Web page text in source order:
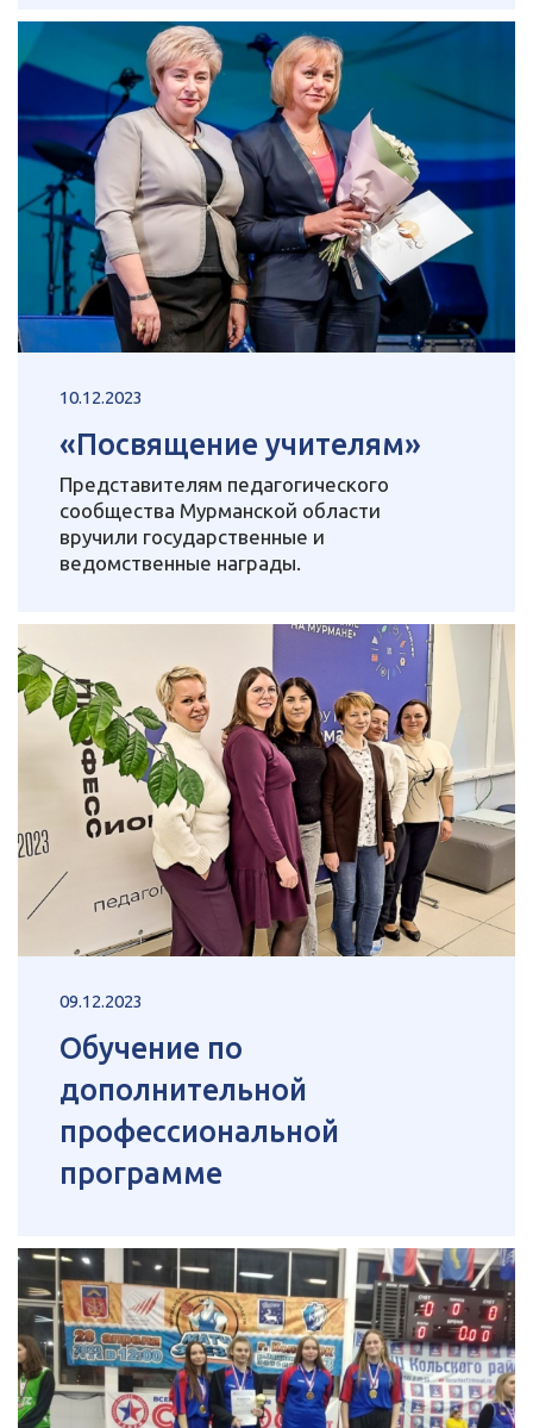
10.12.2023
«Посвящение учителям»
Представителям педагогического
сообщества Мурманской области
вручили государственные и
ведомственные награды.
09.12.2023
Обучение по
дополнительной
профессиональной
программе